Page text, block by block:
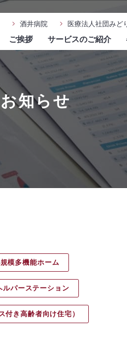
酒井病院 医療法人社団みど
ご挨拶 サービスのご紹介
お知らせ
模多機能ホーム
ルパーステーション
付き高齢者向け住宅）